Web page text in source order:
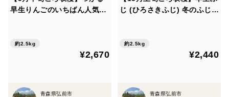
早生りんごのいちばん人気！
約2.5kg
¥2,670
青森県弘前市
じ (ひろさきふじ) 冬のふじが
約2.5kg
¥2,440
青森県弘前市